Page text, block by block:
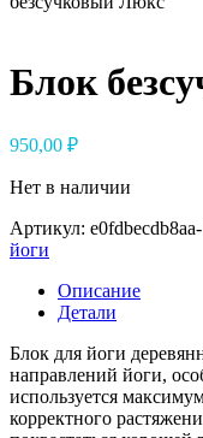
Блок
950,00 ₽
Нет в наличии
Артикул: e0fdbecdb8aa-
йоги
Описание
Детали
Блок для йоги
направлений йоги,
используется
корректного